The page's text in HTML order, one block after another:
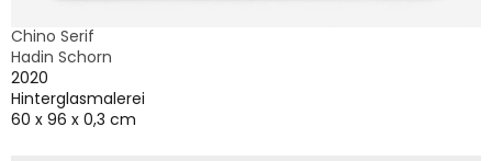
Chino Serif
Hadin Schorn
2020
Hinterglasmalerei
60 x 96 x 0,3 cm